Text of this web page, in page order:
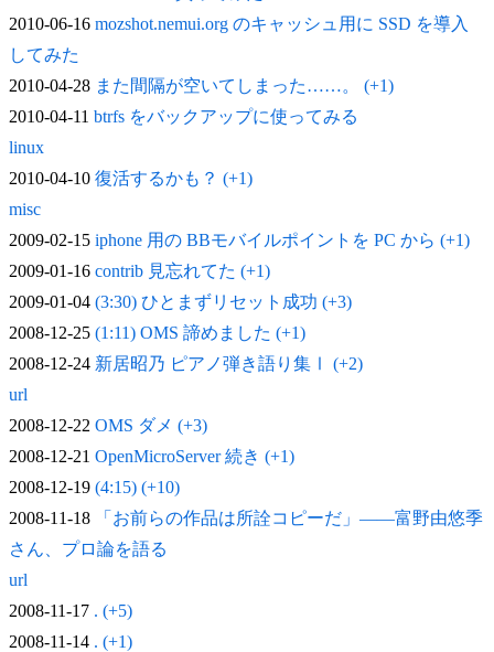
2010-06-16 mozshot.nemui.org のキャッシュ用に SSD を導入
してみた
2010-04-28 また間隔が空いてしまった……。 (+1)
2010-04-11 btrfs をバックアップに使ってみる
linux
2010-04-10 復活するかも？ (+1)
misc
2009-02-15 iphone 用の BBモバイルポイントを PC から (+1)
2009-01-16 contrib 見忘れてた (+1)
2009-01-04 (3:30) ひとまずリセット成功 (+3)
2008-12-25 (1:11) OMS 諦めました (+1)
2008-12-24 新居昭乃 ピアノ弾き語り集Ⅰ (+2)
url
2008-12-22 OMS ダメ (+3)
2008-12-21 OpenMicroServer 続き (+1)
2008-12-19 (4:15) (+10)
2008-11-18
「お前らの作品は所詮コピーだ」——富野由悠季
さん、プロ論を語る
url
2008-11-17 . (+5)
2008-11-14 . (+1)